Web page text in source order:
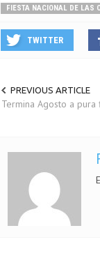
FIESTA NACIONAL DE LAS
TWITTER
PREVIOUS ARTICLE
Termina Agosto a